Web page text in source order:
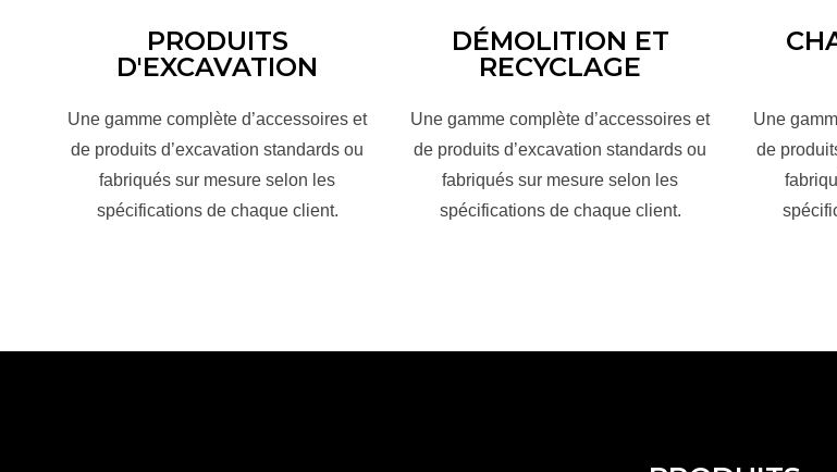
PRODUITS
D'EXCAVATION
Une gamme complète d’accessoires et
de produits d’excavation standards ou
fabriqués sur mesure selon les
spécifications de chaque client.
DÉMOLITION ET
RECYCLAGE
Une gamme complète d’accessoires et
de produits d’excavation standards ou
fabriqués sur mesure selon les
spécifications de chaque client.
Une
de